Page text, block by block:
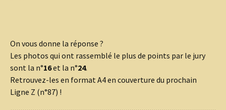
On vous donne la réponse ?
Les photos qui ont rassemblé le plus de points par le jury
sont la n°16et la n°24.
Retrouvez-les en format A4 en couverture du prochain
Ligne Z (n°87) !